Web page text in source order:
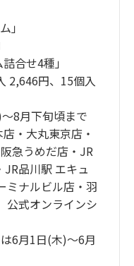
」
合せ4種」
2,646円、15個入
8月下旬頃まで
・大丸東京店・
急うめだ店・JR
JR品川駅 エキュ
ミナルビル店・羽
公式オンラインシ
6月1日(木)～6月